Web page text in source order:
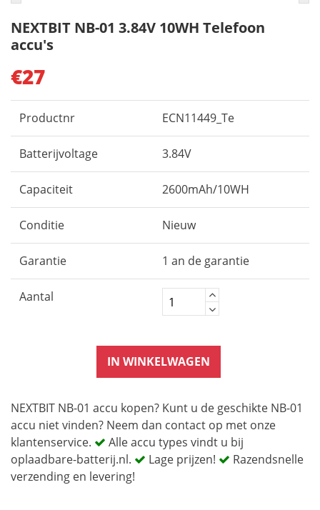
NEXTBIT NB-01 3.84V 10WH Telefoon
accu's
€27
Productnr ECN11449_Te
Batterijvoltage 3.84V
Capaciteit 2600mAh/10WH
Conditie Nieuw
Garantie 1 an de garantie
Aantal
IN WINKELWAGEN
NEXTBIT NB-01 accu kopen? Kunt u de geschikte NB-01
accu niet vinden? Neem dan contact op met onze
klantenservice.
Alle accu types vindt u bij
oplaadbare-batterij.nl.
Lage prijzen!
Razendsnelle
verzending en levering!